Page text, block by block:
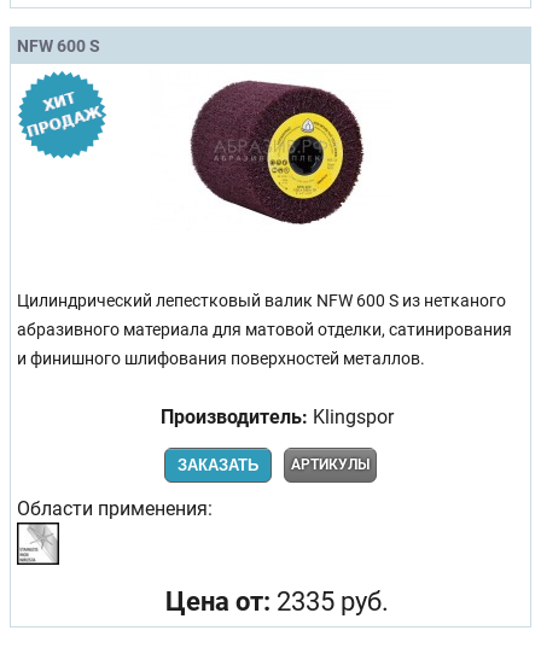
NFW 600 S
Цилиндрический лепестковый валик NFW 600 S из нетканого
абразивного материала для матовой отделки, сатинирования
и финишного шлифования поверхностей металлов.
Производитель: Klingspor
ЗАКАЗАТЬ АРТИКУЛЫ
Области применения:
Цена от: 2335 руб.